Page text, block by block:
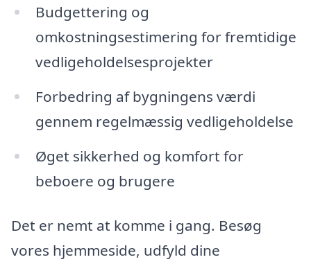
Budgettering og
omkostningsestimering for fremtidige
vedligeholdelsesprojekter
Forbedring af bygningens værdi
gennem regelmæssig vedligeholdelse
Øget sikkerhed og komfort for
beboere og brugere
Det er nemt at komme i gang. Besøg
vores hjemmeside, udfyld dine